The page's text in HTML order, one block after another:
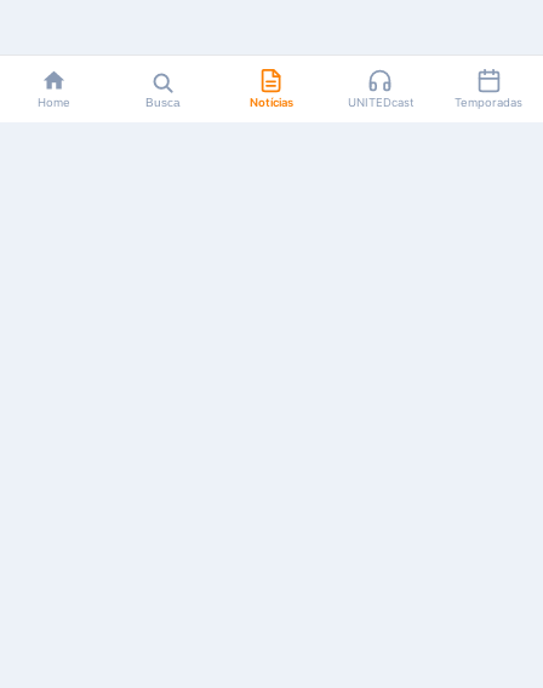
Home Busca Notícias UNITEDcast Temporadas